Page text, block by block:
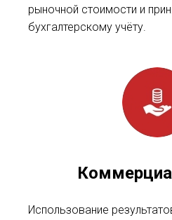
рыночной стоимости и
бухгалтерскому учёту.
Использование